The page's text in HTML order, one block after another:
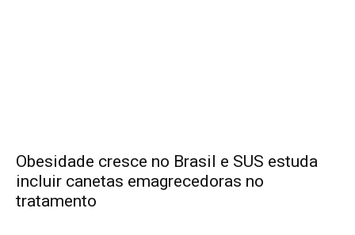
Obesidade cresce no Brasil e SUS estuda
incluir canetas emagrecedoras no
tratamento